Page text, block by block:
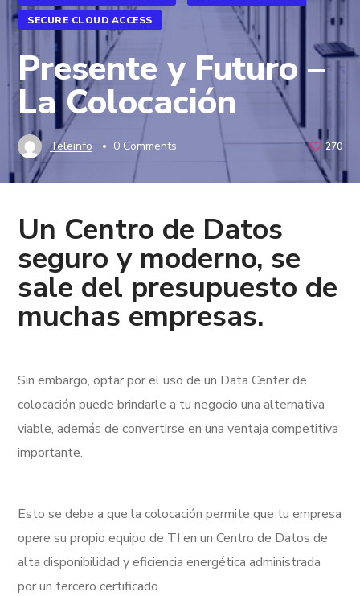
SECURE CLOUD ACCESS
Presente y Futuro –
La Colocación
Teleinfo 0 Comments 270
Un Centro de Datos
seguro y moderno, se
sale del presupuesto de
muchas empresas.
Sin embargo, optar por el uso de un Data Center de
colocación puede brindarle a tu negocio una alternativa
viable, además de convertirse en una ventaja competitiva
importante.
Esto se debe a que la colocación permite que tu empresa
opere su propio equipo de TI en un Centro de Datos de
alta disponibilidad y eficiencia energética administrada
por un tercero certificado.